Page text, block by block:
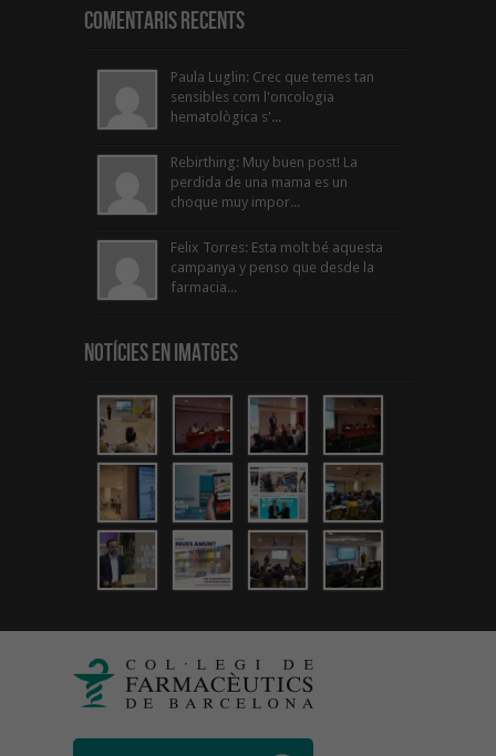
Comentaris Recents
Paula Luglin: Crec que temes tan
sensibles com l'oncologia
hematològica s'...
Rebirthing: Muy buen post! La
perdida de una mama es un
choque muy impor...
Felix Torres: Esta molt bé aquesta
campanya y penso que desde la
farmacia...
Notícies en Imatges